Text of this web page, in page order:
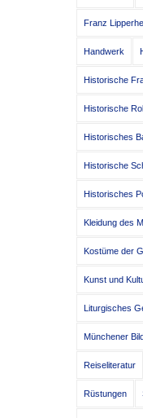
Franz
Handwerk
Historische
Historische
Historisches
Historische
Historisches
Kleidung des
Kostüme der
Kunst und
Liturgisches
Münchener
Reiseliteratur
Rüstungen